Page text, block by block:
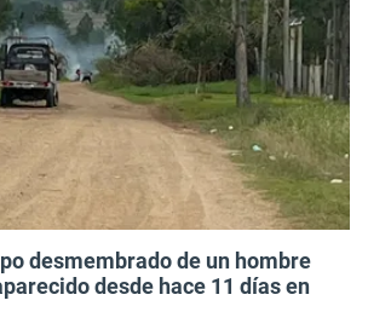
desmembrado de un hombre
desde hace 11 días en